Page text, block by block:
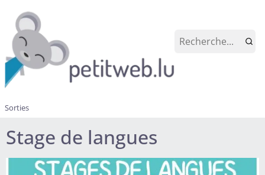
Sorties
Stage de langues